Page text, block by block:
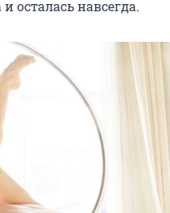
осталась навсегда.